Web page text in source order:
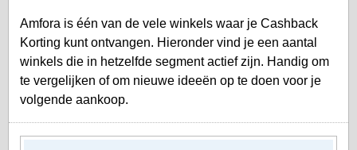
Amfora is één van de vele winkels waar je Cashback
Korting kunt ontvangen. Hieronder vind je een aantal
winkels die in hetzelfde segment actief zijn. Handig om
te vergelijken of om nieuwe ideeën op te doen voor je
volgende aankoop.